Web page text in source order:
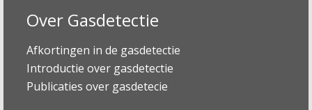
Over Gasdetectie
Afkortingen in de gasdetectie
Introductie over gasdetectie
Publicaties over gasdetecie